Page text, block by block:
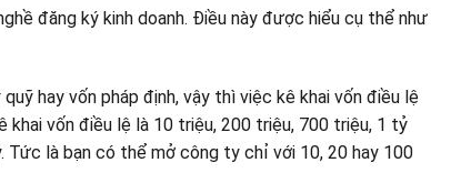
đăng ký kinh doanh. Điều này được hiểu cụ thể như
hay vốn pháp định, vậy thì việc kê khai vốn điều lệ
khai vốn điều lệ là 10 triệu, 200 triệu, 700 triệu, 1 tỷ
Tức là bạn có thể mở công ty chỉ với 10, 20 hay 100